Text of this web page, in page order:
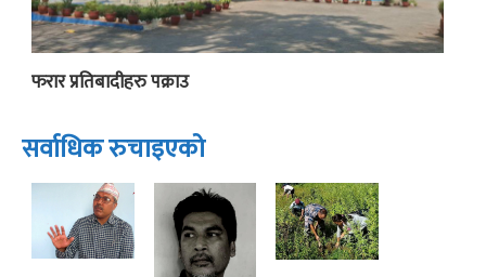
फरार प्रतिबादीहरु पक्राउ
सर्वाधिक रुचाइएको